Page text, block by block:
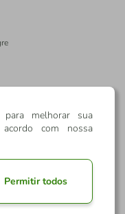
melhorar sua
acordo com nossa
Permitir todos